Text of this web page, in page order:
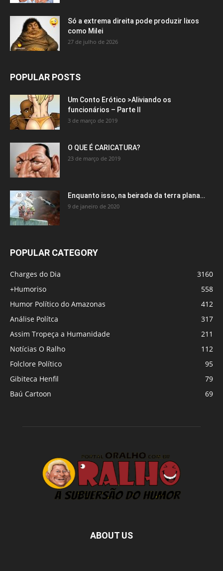
Só a extrema direita pode produzir lixos
como Milei
27 de julho de 2026
POPULAR POSTS
Um Conto Erótico >Aliviando os
funcionários – Parte II
3 de março de 2019
O QUE É CARICATURA?
23 de março de 2019
Enquanto isso, na beirada da terra plana…
9 de janeiro de 2020
POPULAR CATEGORY
Charges do Dia
3160
+Humoriso
558
Humor Político do Amazonas
412
Análise Polítca
317
Assim Tropeça a Humanidade
211
Notícias O Ralho
112
Folclore Político
95
Gibiteca Henfil
79
Baú Cartoon
69
ABOUT US